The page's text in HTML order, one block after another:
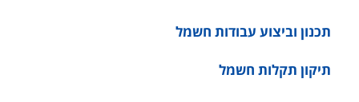
תכנון וביצוע עבודות חשמל
תיקון תקלות חשמל